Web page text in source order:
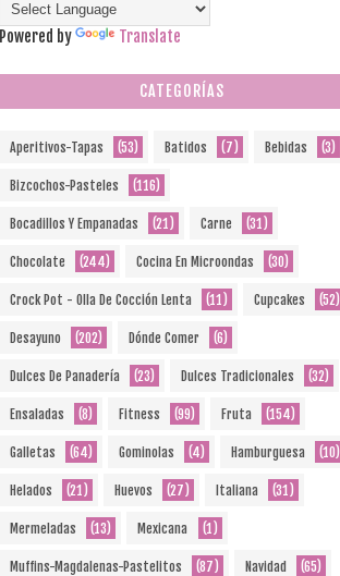
Powered by Translate
CATEGORÍAS
Aperitivos-Tapas (53) Batidos (7) Bebidas (3)
Bizcochos-Pasteles (116)
Bocadillos Y Empanadas (21) Carne (31)
Chocolate (244) Cocina En Microondas (30)
Crock Pot - Olla De Cocción Lenta (11) Cupcakes (52)
Desayuno (202) Dónde Comer (6)
Dulces De Panadería (23) Dulces Tradicionales (32)
Ensaladas (8) Fitness (99) Fruta (154)
Galletas (64) Gominolas (4) Hamburguesa (10)
Helados (21) Huevos (27) Italiana (31)
Mermeladas (13) Mexicana (1)
Muffins-Magdalenas-Pastelitos (87) Navidad (65)